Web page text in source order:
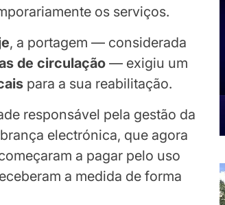
os serviços.
, a portagem — considerada
de circulação — exigiu um
para a sua reabilitação.
responsável pela gestão da
electrónica, que agora
a pagar pelo uso
a medida de forma